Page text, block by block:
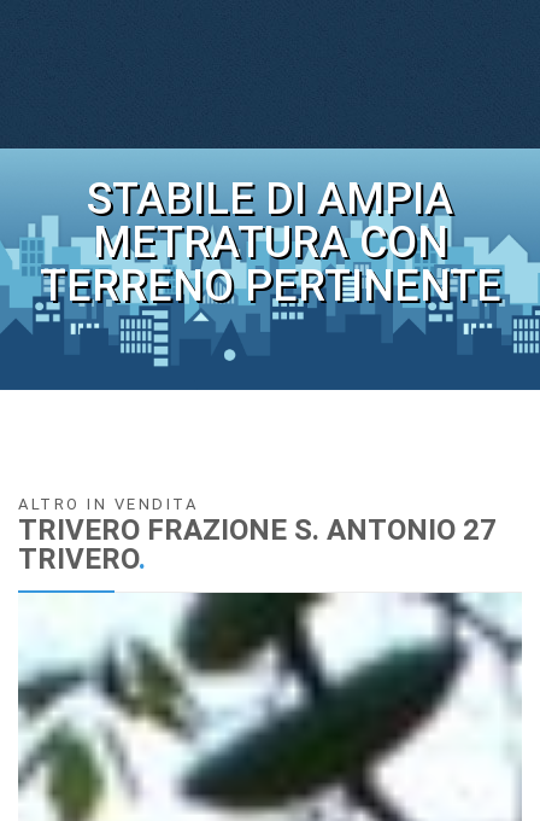
STABILE DI AMPIA
METRATURA CON
TERRENO PERTINENTE
ALTRO IN VENDITA
TRIVERO FRAZIONE S. ANTONIO 27
TRIVERO.